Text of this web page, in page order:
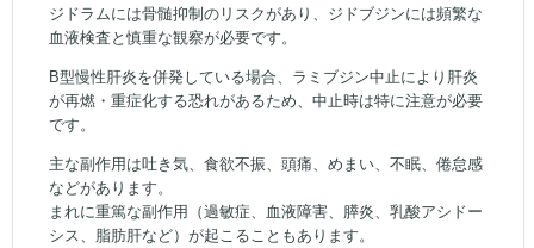
ジドラムには骨髄抑制のリスクがあり、ジドブジンには頻繁な
血液検査と慎重な観察が必要です。
B型慢性肝炎を併発している場合、ラミブジン中止により肝炎
が再燃・重症化する恐れがあるため、中止時は特に注意が必要
です。
主な副作用は吐き気、食欲不振、頭痛、めまい、不眠、倦怠感
などがあります。
まれに重篤な副作用（過敏症、血液障害、膵炎、乳酸アシドー
シス、脂肪肝など）が起こることもあります。